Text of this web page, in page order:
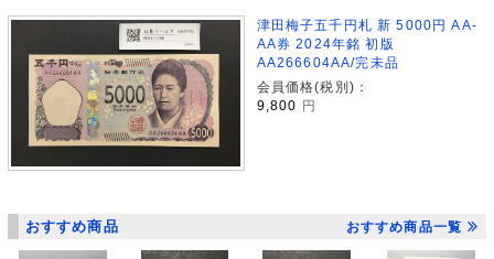
津田梅子五千円札 新 5000円 AA-
AA券 2024年銘 初版
AA266604AA/完未品
会員価格(税別)：
9,800
円
おすすめ商品 おすすめ商品一覧